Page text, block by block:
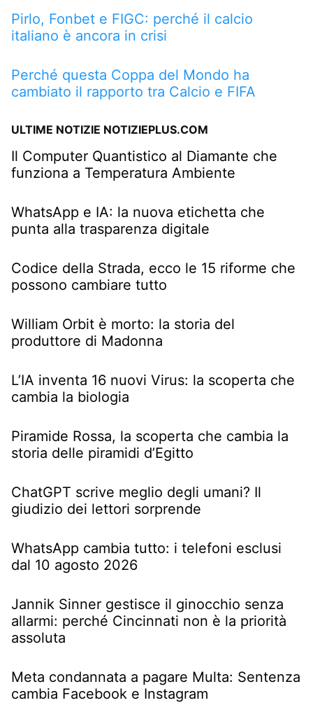
Pirlo, Fonbet e FIGC: perché il calcio
italiano è ancora in crisi
Perché questa Coppa del Mondo ha
cambiato il rapporto tra Calcio e FIFA
ULTIME NOTIZIE NOTIZIEPLUS.COM
Il Computer Quantistico al Diamante che
funziona a Temperatura Ambiente
WhatsApp e IA: la nuova etichetta che
punta alla trasparenza digitale
Codice della Strada, ecco le 15 riforme che
possono cambiare tutto
William Orbit è morto: la storia del
produttore di Madonna
L’IA inventa 16 nuovi Virus: la scoperta che
cambia la biologia
Piramide Rossa, la scoperta che cambia la
storia delle piramidi d’Egitto
ChatGPT scrive meglio degli umani? Il
giudizio dei lettori sorprende
WhatsApp cambia tutto: i telefoni esclusi
dal 10 agosto 2026
Jannik Sinner gestisce il ginocchio senza
allarmi: perché Cincinnati non è la priorità
assoluta
Meta condannata a pagare Multa: Sentenza
cambia Facebook e Instagram